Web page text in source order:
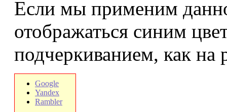
Если мы применим
отображаться синим
подчеркиванием, как на
Google
Yandex
Rambler